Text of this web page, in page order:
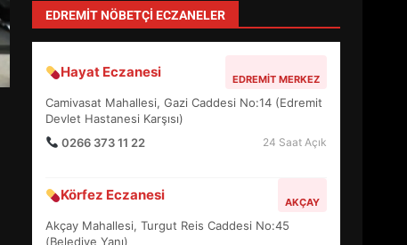
EDREMIT NÖBETÇI ECZANELER
Hayat Eczanesi EDREMIT MERKEZ
Camivasat Mahallesi, Gazi Caddesi No:14 (Edremit
Devlet Hastanesi Karşısı)
0266 373 11 22
24 Saat Açık
Körfez Eczanesi AKÇAY
Akçay Mahallesi, Turgut Reis Caddesi No:45
(Belediye Yanı)
3
DEĞİŞECEK?
4
EDREMİT’İN GURURU TÜRKİYE
FİNALİNDE NE BAŞARDI?
BALIKESİR MÜZELERİNDE
SÜRE UZATILDI: NE DEĞİŞTİ?